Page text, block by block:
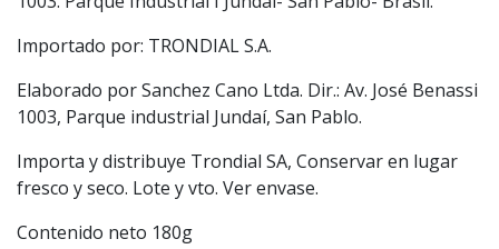
Importado por: TRONDIAL S.A.
Elaborado por Sanchez Cano Ltda. Dir.: Av. José Benassi
1003, Parque industrial Jundaí, San Pablo.
Importa y distribuye Trondial SA, Conservar en lugar
fresco y seco. Lote y vto. Ver envase.
Contenido neto 180g